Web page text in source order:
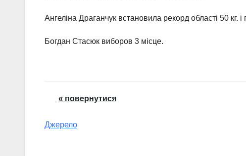
Ангеліна Драганчук встановила рекорд області 50 кг.
Богдан Стасюк виборов 3 місце.
« повернутися
Джерело